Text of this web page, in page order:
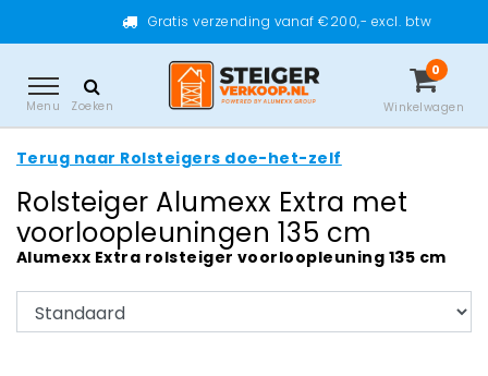
Gratis verzending vanaf €200,- excl. btw
Menu Zoeken
0
Winkelwagen
Terug naar Rolsteigers doe-het-zelf
Rolsteiger Alumexx Extra met
voorloopleuningen 135 cm
Alumexx Extra rolsteiger voorloopleuning 135 cm